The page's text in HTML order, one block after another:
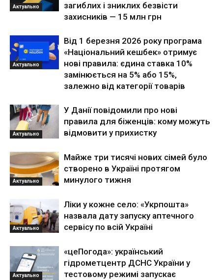
Актуально
загиблих і зниклих безвісти
захисників — 15 млн грн
Актуально
Від 1 березня 2026 року програма
«Національний кешбек» отримує
нові правила: єдина ставка 10%
замінюється на 5% або 15%,
залежно від категорії товарів
Актуально
У Данії повідомили про нові
правила для біженців: кому можуть
відмовити у прихистку
Актуально
Майже три тисячі нових сімей було
створено в Україні протягом
минулого тижня
Актуально
Ліки у кожне село: «Укрпошта»
назвала дату запуску аптечного
сервісу по всій Україні
Актуально
«цеПогода»: український
гідрометцентр ДСНС України у
тестовому режимі запускає